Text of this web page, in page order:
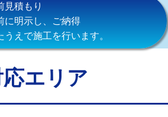
加工)
止め) 3,300円
使用（バンド止
5,500円
見積もり
に明示し、ご納得
うえで施工を行います。
エリア